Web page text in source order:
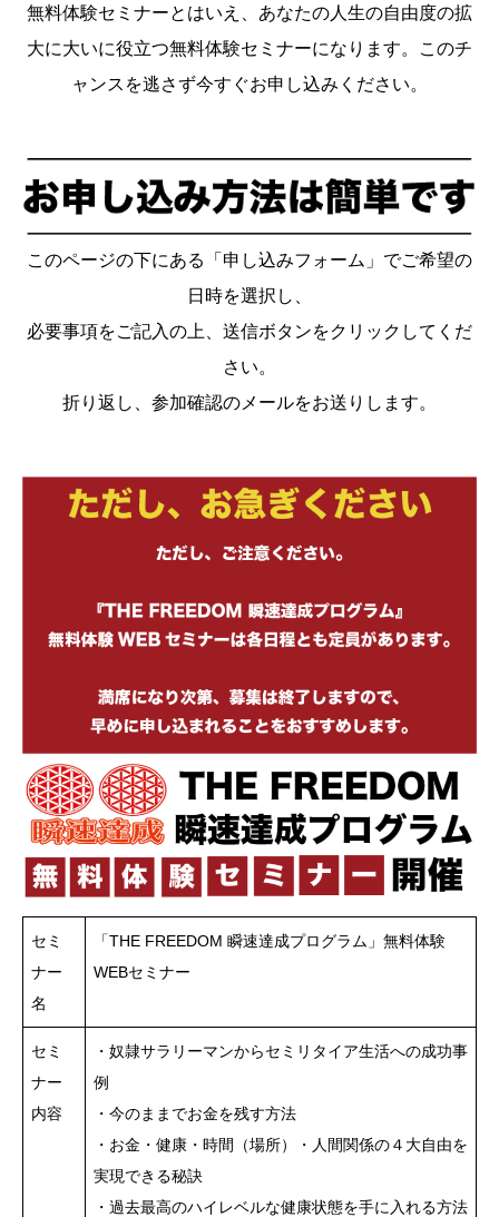
無料体験セミナーとはいえ、あなたの人生の自由度の拡
大に大いに役立つ無料体験セミナーになります。このチ
ャンスを逃さず今すぐお申し込みください。
このページの下にある「申し込みフォーム」でご希望の
日時を選択し、
必要事項をご記入の上、送信ボタンをクリックしてくだ
さい。
折り返し、参加確認のメールをお送りします。
セミ
ナー
名
「THE FREEDOM 瞬速達成プログラム」無料体験
WEBセミナー
セミ
ナー
内容
・奴隷サラリーマンからセミリタイア生活への成功事
例
・今のままでお金を残す方法
・お金・健康・時間（場所）・人間関係の４大自由を
実現できる秘訣
・過去最高のハイレベルな健康状態を手に入れる方法